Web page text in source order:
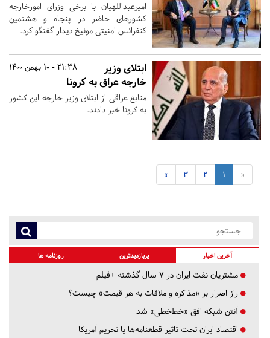
امیرعبداللهیان با برخی وزرای امورخارجه
کشورهای حاضر در پنجاه و هشتمین
کنفرانس امنیتی مونیخ دیدار گفتگو کرد.
21:38 - 10 بهمن 1400
ابتلای وزیر
خارجه عراق به کرونا
منابع عراقی از ابتلای وزیر خارجه این کشور
به کرونا خبر دادند.
«
1
2
3
»
آخرین اخبار پربازدیدترین روزنامه ها
مشتریان نفت ایران در ۷ سال گذشته +فیلم
راز اصرار بر «مذاکره و ملاقات به هر قیمت» چیست؟
آنتن شبکه افق «خط‌خطی» شد
اقتصاد ایران تحت تاثیر قطعنامه‌ها یا تحریم‌ آمریکا